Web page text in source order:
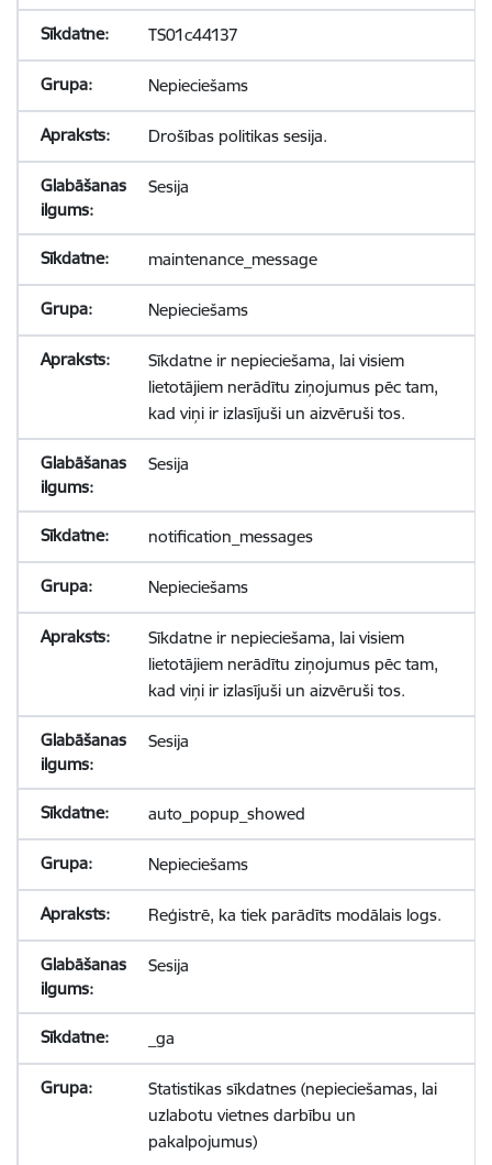
TS01c44137
Nepieciešams
Drošības politikas sesija.
Sesija
maintenance_message
Nepieciešams
Sīkdatne ir nepieciešama, lai visiem
lietotājiem nerādītu ziņojumus pēc tam,
kad viņi ir izlasījuši un aizvēruši tos.
Sesija
notification_messages
Nepieciešams
Sīkdatne ir nepieciešama, lai visiem
lietotājiem nerādītu ziņojumus pēc tam,
kad viņi ir izlasījuši un aizvēruši tos.
Sesija
auto_popup_showed
Nepieciešams
Reģistrē, ka tiek parādīts modālais logs.
Sesija
_ga
Statistikas sīkdatnes (nepieciešamas, lai
uzlabotu vietnes darbību un
pakalpojumus)